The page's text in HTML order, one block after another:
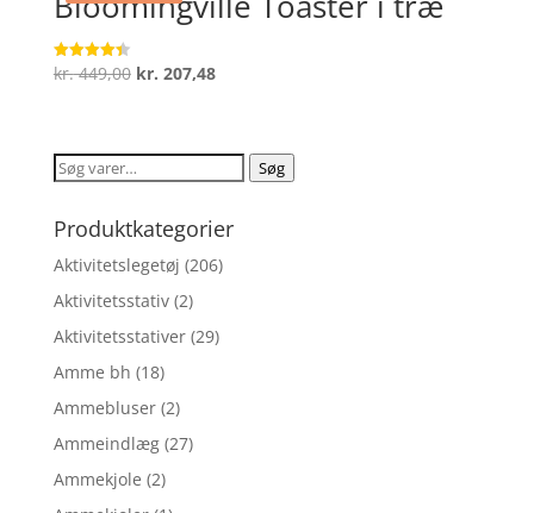
Vurderet
4.4
kr.449,00 Den
var:
kr. 449,00.
kr. 207,48Den
er:
kr. 207,48.
Søg
Søg
Produktkategorier
Aktivitetslegetøj (206)
Aktivitetsstativ (2)
Aktivitetsstativer (29)
Amme bh (18)
Ammebluser (2)
Ammeindlæg (27)
Ammekjole (2)